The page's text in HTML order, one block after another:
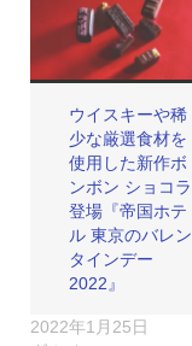
ウイスキーや稀
少な厳選食材を
使用した新作ボ
ンボン ショコラ
登場『帝国ホテ
ル 東京のバレン
タインデー
2022』
2022年1月25日